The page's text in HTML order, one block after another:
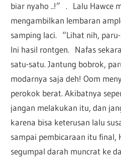
biar nyaho ..!” . Lalu Hawce
mengambilkan lembaran
samping laci. “Lihat nih,
Ini hasil rontgen. Nafas
satu-satu. Jantung bobrok,
modarnya saja deh! Oom
perokok berat. Akibatnya
jangan melakukan itu, dan
karena bisa keterusan lalu
sampai pembicaraan itu
segumpal darah muncrat ke